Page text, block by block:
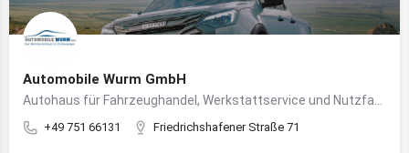
Automobile Wurm GmbH
+49 751 66131 Friedrichshafener Straße 71